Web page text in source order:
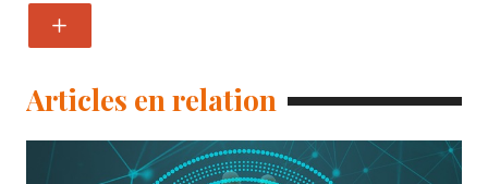
Articles en relation